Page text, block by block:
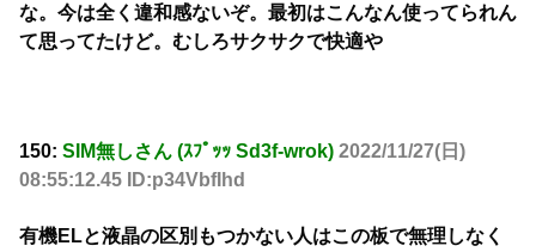
な。今は全く違和感ないぞ。最初はこんなん使ってられん
て思ってたけど。むしろサクサクで快適や
150: SIM無しさん (ｽﾌﾟｯｯ Sd3f-wrok) 2022/11/27(日)
08:55:12.45 ID:p34VbfIhd
有機ELと液晶の区別もつかない人はこの板で無理しなく